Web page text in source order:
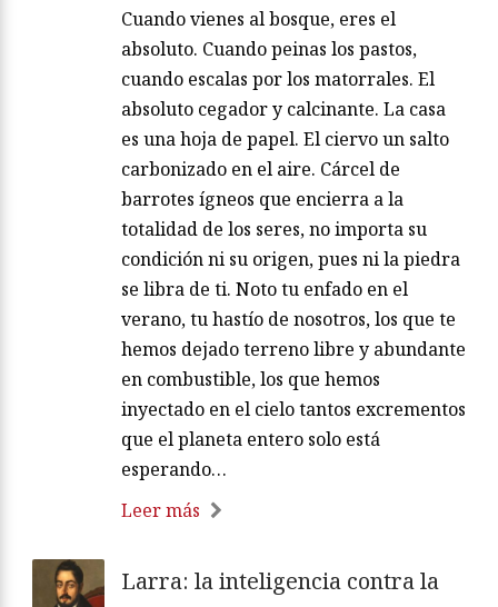
Cuando vienes al bosque, eres el
absoluto. Cuando peinas los pastos,
cuando escalas por los matorrales. El
absoluto cegador y calcinante. La casa
es una hoja de papel. El ciervo un salto
carbonizado en el aire. Cárcel de
barrotes ígneos que encierra a la
totalidad de los seres, no importa su
condición ni su origen, pues ni la piedra
se libra de ti. Noto tu enfado en el
verano, tu hastío de nosotros, los que te
hemos dejado terreno libre y abundante
en combustible, los que hemos
inyectado en el cielo tantos excrementos
que el planeta entero solo está
esperando…
Leer más
Larra: la inteligencia contra la